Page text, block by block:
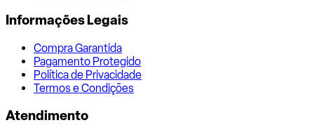
Informações Legais
Compra Garantida
Pagamento Protegido
Política de Privacidade
Termos e Condições
Atendimento